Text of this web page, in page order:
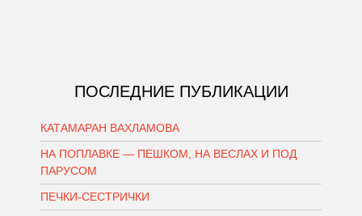
ПОСЛЕДНИЕ ПУБЛИКАЦИИ
КАТАМАРАН ВАХЛАМОВА
НА ПОПЛАВКЕ — ПЕШКОМ, НА ВЕСЛАХ И ПОД
ПАРУСОМ
ПЕЧКИ-СЕСТРИЧКИ